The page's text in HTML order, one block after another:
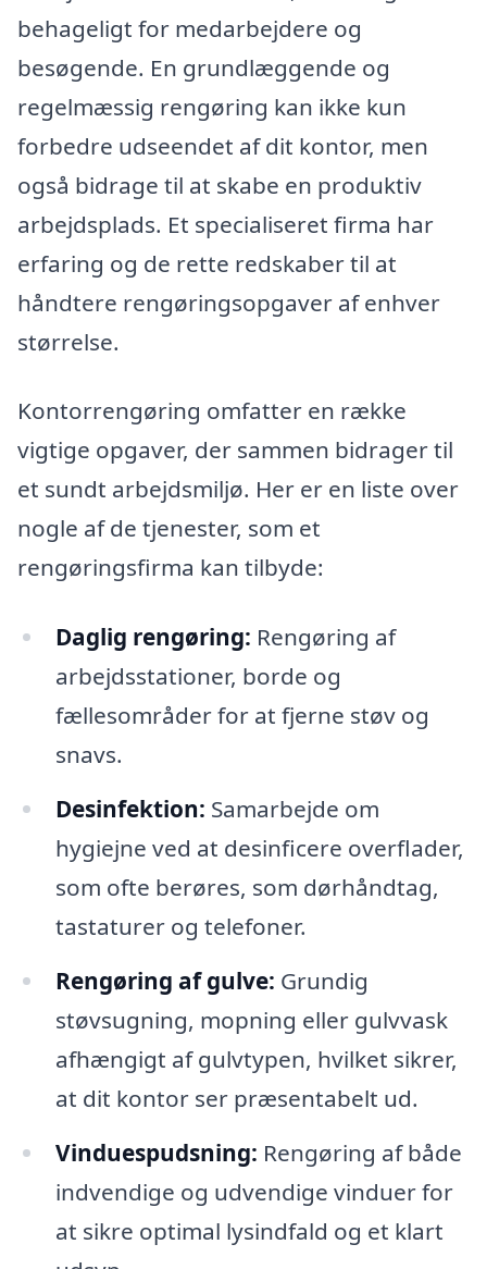
behageligt for medarbejdere og
besøgende. En grundlæggende og
regelmæssig rengøring kan ikke kun
forbedre udseendet af dit kontor, men
også bidrage til at skabe en produktiv
arbejdsplads. Et specialiseret firma har
erfaring og de rette redskaber til at
håndtere rengøringsopgaver af enhver
størrelse.
Kontorrengøring omfatter en række
vigtige opgaver, der sammen bidrager til
et sundt arbejdsmiljø. Her er en liste over
nogle af de tjenester, som et
rengøringsfirma kan tilbyde:
Daglig rengøring: Rengøring af
arbejdsstationer, borde og
fællesområder for at fjerne støv og
snavs.
Desinfektion: Samarbejde om
hygiejne ved at desinficere overflader,
som ofte berøres, som dørhåndtag,
tastaturer og telefoner.
Rengøring af gulve: Grundig
støvsugning, mopning eller gulvvask
afhængigt af gulvtypen, hvilket sikrer,
at dit kontor ser præsentabelt ud.
Vinduespudsning: Rengøring af både
indvendige og udvendige vinduer for
at sikre optimal lysindfald og et klart